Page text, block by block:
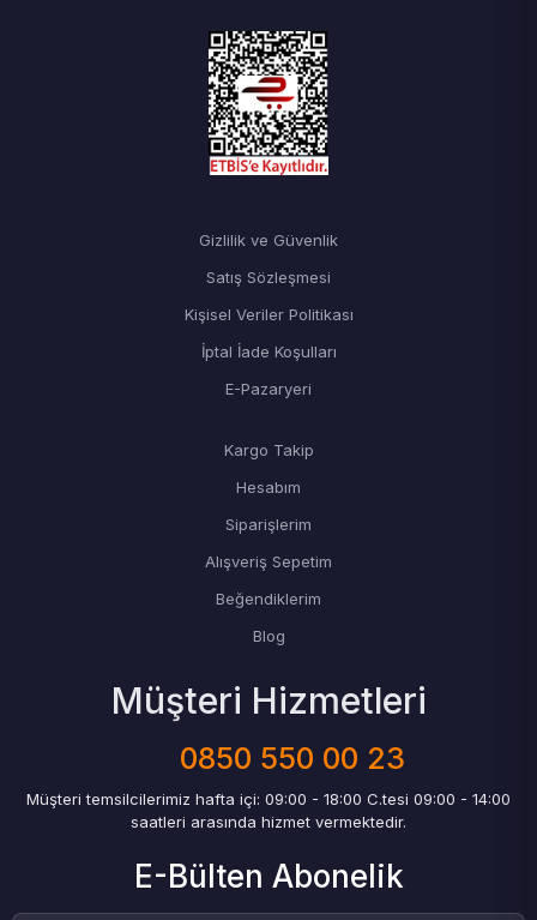
Gizlilik ve Güvenlik
Satış Sözleşmesi
Kişisel Veriler Politikası
İptal İade Koşulları
E-Pazaryeri
Kargo Takip
Hesabım
Siparişlerim
Alışveriş Sepetim
Beğendiklerim
Blog
Müşteri Hizmetleri
0850 550 00 23
Müşteri temsilcilerimiz hafta içi: 09:00 - 18:00 C.tesi 09:00 - 14:00
saatleri arasında hizmet vermektedir.
E-Bülten Abonelik